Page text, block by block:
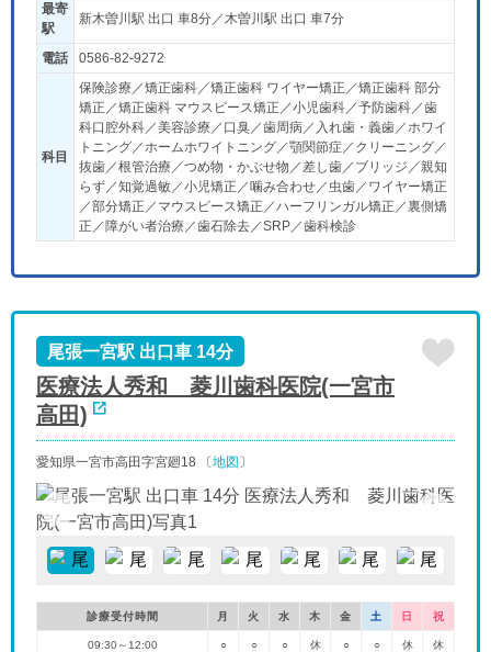
最寄
駅
新木曽川駅 出口 車8分／木曽川駅 出口 車7分
電話 0586-82-9272
科目
保険診療／矯正歯科／矯正歯科 ワイヤー矯正／矯正歯科 部分
矯正／矯正歯科 マウスピース矯正／小児歯科／予防歯科／歯
科口腔外科／美容診療／口臭／歯周病／入れ歯・義歯／ホワイ
トニング／ホームホワイトニング／顎関節症／クリーニング／
抜歯／根管治療／つめ物・かぶせ物／差し歯／ブリッジ／親知
らず／知覚過敏／小児矯正／噛み合わせ／虫歯／ワイヤー矯正
／部分矯正／マウスピース矯正／ハーフリンガル矯正／裏側矯
正／障がい者治療／歯石除去／SRP／歯科検診
医療法人秀和 菱川歯科医院(一宮市
高田)
尾張一宮駅 出口車 14分
愛知県一宮市高田字宮廻18 〔地図 〕
診療受付時間 月 火 水 木 金 土 日 祝
09:30～12:00 ○ ○ ○ 休 ○ ○ 休 休